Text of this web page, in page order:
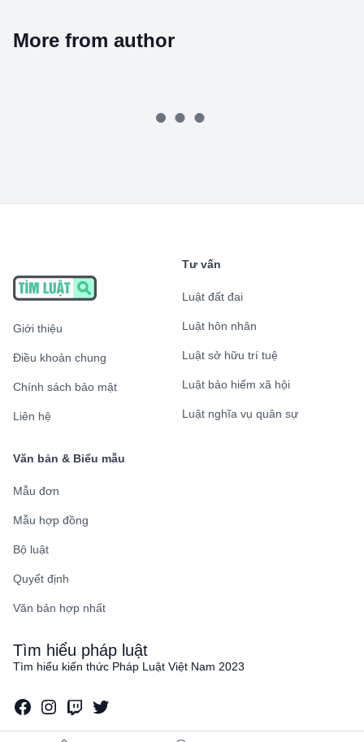
More from author
Giới thiệu
Điều khoản chung
Chính sách bảo mật
Liên hệ
Tư vấn
Luật đất đai
Luật hôn nhân
Luật sở hữu trí tuệ
Luật bảo hiểm xã hội
Luật nghĩa vụ quân sự
Văn bản & Biểu mẫu
Mẫu đơn
Mẫu hợp đồng
Bộ luật
Quyết định
Văn bản hợp nhất
Tìm hiểu pháp luật
Tìm hiểu kiến thức Pháp Luật Việt Nam 2023
Facebook
Instagram
TwitchTwitter